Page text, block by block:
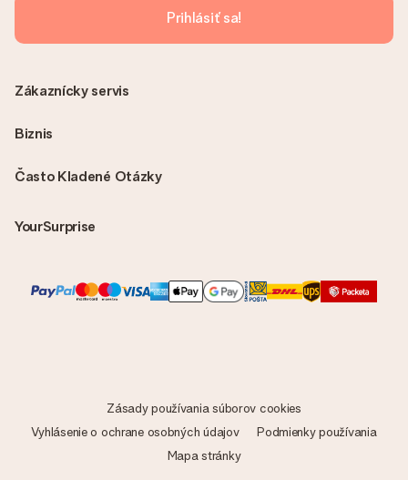
Prihlásiť sa!
Často Kladené Otázky
YourSurprise
Zákaznícky servis
Biznis
Zásady používania súborov cookies
Vyhlásenie o ochrane osobných údajov
Podmienky používania
Mapa stránky